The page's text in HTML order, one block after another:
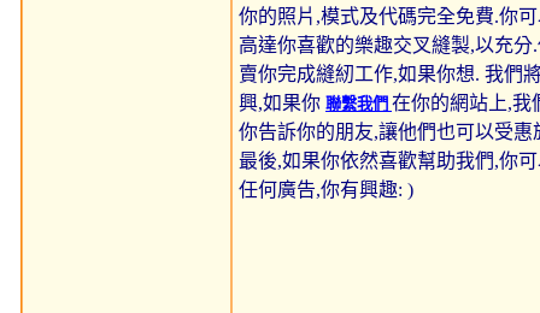
你的照片,模式及代碼完全免費.你
高達你喜歡的樂趣交叉縫製,以充分
賣你完成縫紉工作,如果你想. 我們
興,如果你 聯繫我們 在你的網站上,我
你告訴你的朋友,讓他們也可以受惠
最後,如果你依然喜歡幫助我們,你
任何廣告,你有興趣: )